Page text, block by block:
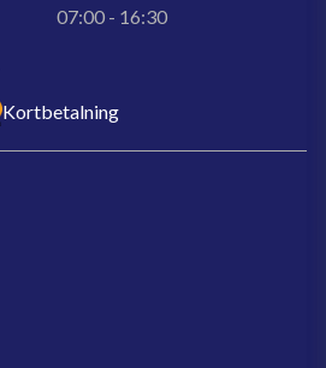
07:00 - 16:30
Kortbetalning